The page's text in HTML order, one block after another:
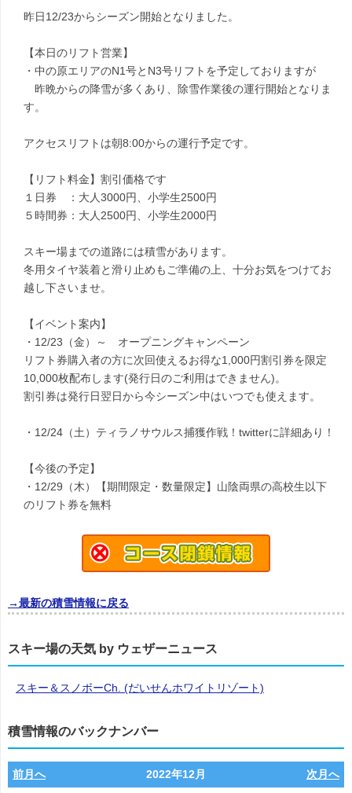
昨日12/23からシーズン開始となりました。
【本日のリフト営業】
・中の原エリアのN1号とN3号リフトを予定しておりますが
昨晩からの降雪が多くあり、除雪作業後の運行開始となりま
す。
アクセスリフトは朝8:00からの運行予定です。
【リフト料金】割引価格です
１日券 ：大人3000円、小学生2500円
５時間券：大人2500円、小学生2000円
スキー場までの道路には積雪があります。
冬用タイヤ装着と滑り止めもご準備の上、十分お気をつけてお
越し下さいませ。
【イベント案内】
・12/23（金）～ オープニングキャンペーン
リフト券購入者の方に次回使えるお得な1,000円割引券を限定
10,000枚配布します(発行日のご利用はできません)。
割引券は発行日翌日から今シーズン中はいつでも使えます。
・12/24（土）ティラノサウルス捕獲作戦！twitterに詳細あり！
【今後の予定】
・12/29（木）【期間限定・数量限定】山陰両県の高校生以下
のリフト券を無料
→最新の積雪情報に戻る
スキー場の天気 by ウェザーニュース
スキー＆スノボーCh. (だいせんホワイトリゾート)
積雪情報のバックナンバー
前月へ 2022年12月 次月へ